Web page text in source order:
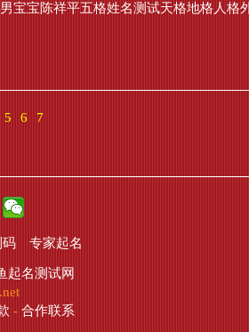
宝宝陈祥平五格姓名测试天格地格人格
5 6 7
码 专家起名
起名测试网
- 合作联系